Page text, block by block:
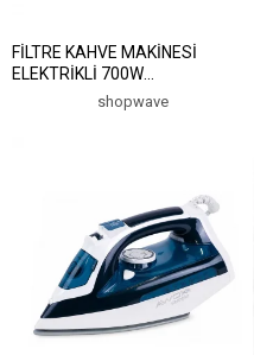
FİLTRE KAHVE MAKİNESİ
ELEKTRİKLİ 700W
400ML=PORTATiF ÇELİK
BARDAK=2-SAAT SICAK TUT
shopwave